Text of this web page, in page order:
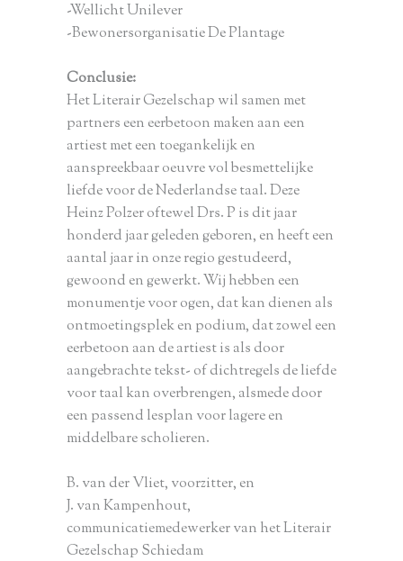
-Wellicht Unilever
-Bewonersorganisatie De Plantage
Conclusie:
Het Literair Gezelschap wil samen met
partners een eerbetoon maken aan een
artiest met een toegankelijk en
aanspreekbaar oeuvre vol besmettelijke
liefde voor de Nederlandse taal. Deze
Heinz Polzer oftewel Drs. P is dit jaar
honderd jaar geleden geboren, en heeft een
aantal jaar in onze regio gestudeerd,
gewoond en gewerkt. Wij hebben een
monumentje voor ogen, dat kan dienen als
ontmoetingsplek en podium, dat zowel een
eerbetoon aan de artiest is als door
aangebrachte tekst- of dichtregels de liefde
voor taal kan overbrengen, alsmede door
een passend lesplan voor lagere en
middelbare scholieren.
B. van der Vliet, voorzitter, en
J. van Kampenhout,
communicatiemedewerker van het Literair
Gezelschap Schiedam